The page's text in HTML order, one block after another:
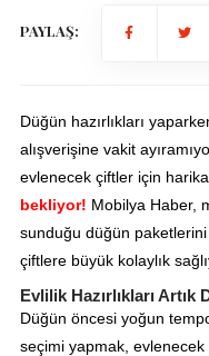
PAYLAŞ:
Düğün hazırlıkları
alışverişine vakit
evlenecek çiftler için
bekliyor! Mobilya Haber,
sunduğu düğün
çiftlere büyük kolaylık
Evlilik Hazırlıkları Artık
Düğün öncesi yoğun
seçimi yapmak, evlenecek